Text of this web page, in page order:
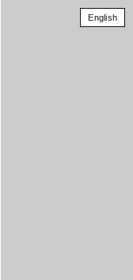
English